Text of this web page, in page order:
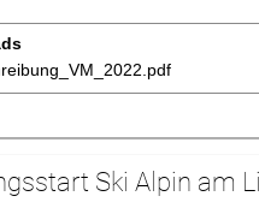
Ski Alpin am